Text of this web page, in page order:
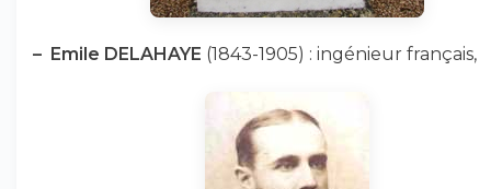
– Emile DELAHAYE (1843-1905) : ingénieur français,